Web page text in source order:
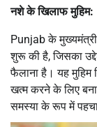
नशे के खिलाफ मुहिम:
Punjab के मुख्यमंत्री
शुरू की है, जिसका
फैलाना है। यह
खत्म करने के लिए
समस्या के रूप में